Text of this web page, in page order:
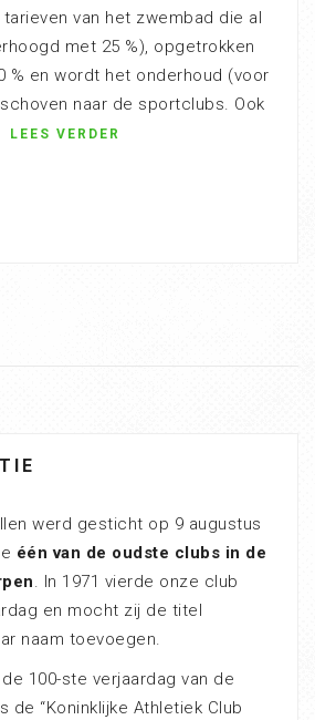
van het zwembad die al
met 25 %), opgetrokken
% en wordt het onderhoud (voor
naar de sportclubs. Ook
LEES VERDER
werd gesticht op 9 augustus
één van de oudste clubs in de
. In 1971 vierde onze club
en mocht zij de titel
naam toevoegen.
100-ste verjaardag van de
de “Koninklijke Athletiek Club